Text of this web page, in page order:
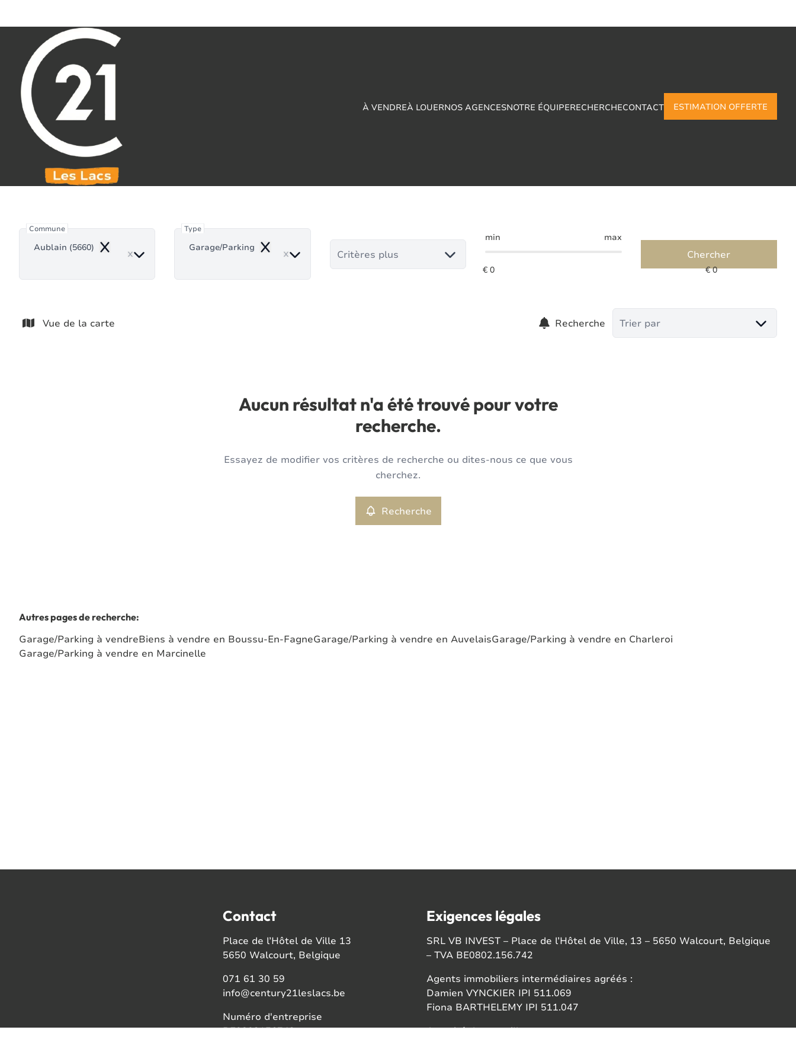
À VENDREÀ LOUERNOS AGENCESNOTRE ÉQUIPERECHERCHECONTACT ESTIMATION OFFERTE
Garage/Parking à vendre en Boussu-En-Fagne
Commune
Aublain (5660) Remove
Type
Garage/Parking Remove Critères plus
min max
Chercher
Vue de la carte Recherche Trier par
Aucun résultat n'a été trouvé pour votre
recherche.
Essayez de modifier vos critères de recherche ou dites-nous ce que vous
cherchez.
Recherche
Autres pages de recherche:
Garage/Parking à vendreBiens à vendre en Boussu-En-FagneGarage/Parking à vendre en AuvelaisGarage/Parking à vendre en Charleroi
Garage/Parking à vendre en Marcinelle
Contact
Place de l’Hôtel de Ville 13
5650 Walcourt, Belgique
071 61 30 59
info@century21leslacs.be
Numéro d'entreprise
BE0802156742
Exigences légales
SRL VB INVEST – Place de l’Hôtel de Ville, 13 – 5650 Walcourt, Belgique
– TVA BE0802.156.742
Agents immobiliers intermédiaires agréés :
Damien VYNCKIER IPI 511.069
Fiona BARTHELEMY IPI 511.047
Autorité de surveillance: